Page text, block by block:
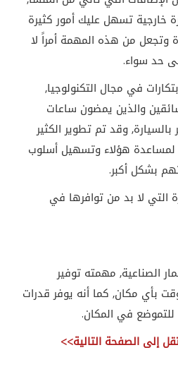
خارجية تسهل عليك أمور كثيرة
وتجعل من هذه المهمة أمراً لا
حد سواء.
في مجال التكنولوجيا,
والذين يمضون ساعات
وقد تم تطوير الكثير
لمساعدة هؤلاء وتسهيل أسلوب
بشكل أكبر.
التي لا بد من توافرها في
الصناعية, مهمته توفير
بأي مكان, كما أنه يوفر قدرات
للتموضع في المكان.
إلى الصفحة التالية<<